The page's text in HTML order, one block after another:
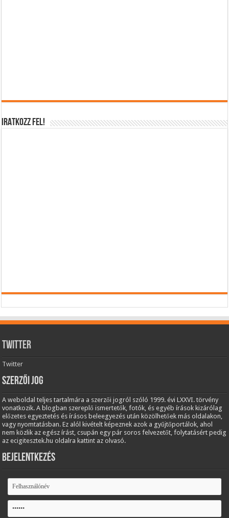
IRATKOZZ FEL!
Twitter
Twitter
Szerzői jog
A weboldal teljes tartalmára a szerzői jogról szóló 1999. évi LXXVI. törvény
vonatkozik. A blogban szereplő ismertetők, fotók, és egyéb írások kizárólag
előzetes egyeztetés és írásos beleegyezés után közölhetőek más oldalakon,
vagy nyomtatásban. Ez alól kivételt képeznek azok a gyűjtőportálok, ahol
nem közlik az egész írást, csupán egy pár soros felvezetőt, folytatásért pedig
az ecigitesztek.hu oldalra kattint az olvasó.
Bejelentkezés